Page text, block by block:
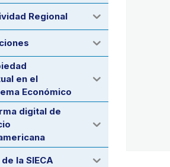
Regional
en el
Económico
digital de
la SIECA